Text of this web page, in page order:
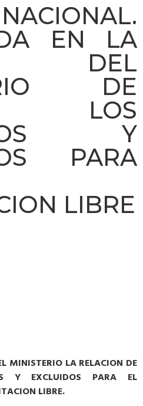
EN LA
DEL
DE
LOS
Y
PARA
LIBRE
MINISTERIO LA RELACION DE
Y EXCLUIDOS PARA EL
LIBRE.